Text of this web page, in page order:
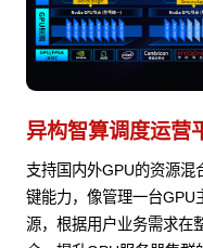
异构智算调度运
支持国内外GPU的资源混
键能力，像管理一台GPU
源，根据用户业务需求在